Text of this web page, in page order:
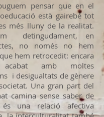
pensar que en el
està gairebé tot
més lluny de la realitat.
detingudament, en
no només no hem
hem retrocedit: encara
amb moltes
i desigualtats de gènere
Una gran part del
camina sense saber de
una relació afectiva